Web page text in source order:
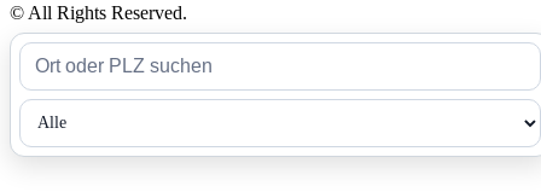
© All Rights Reserved.